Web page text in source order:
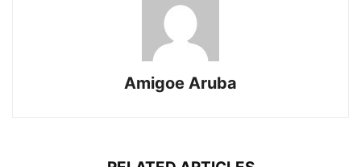
Amigoe Aruba